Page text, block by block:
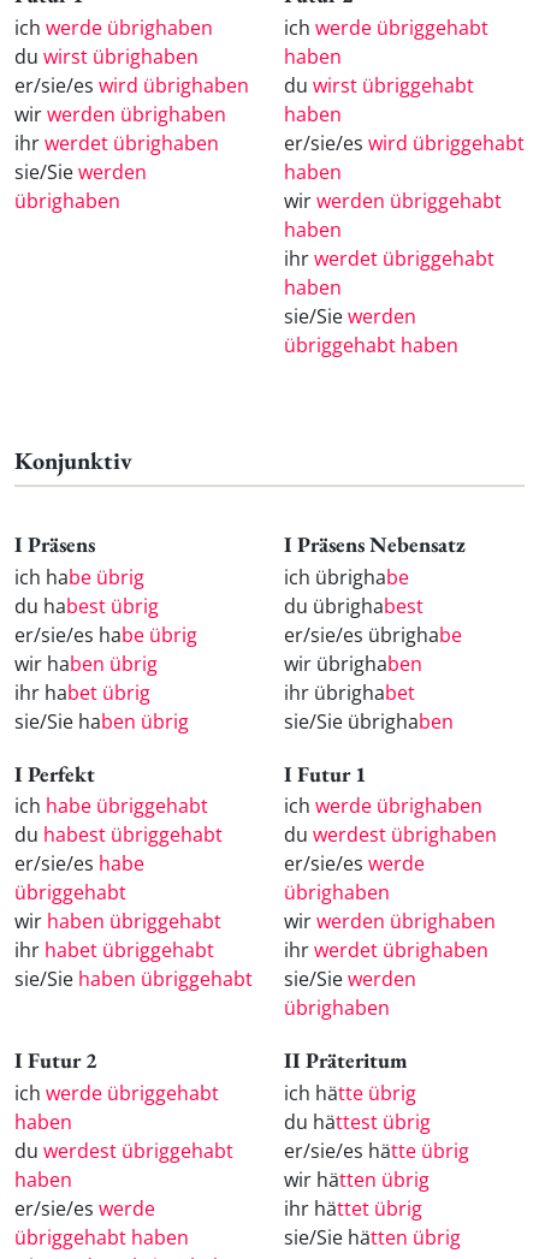
ich werde übrighaben
du wirst übrighaben
er/sie/es wird übrighaben
wirwerden übrighaben
ihrwerdet übrighaben
sie/Siewerden
übrighaben
ich werde übriggehabt
haben
du wirst übriggehabt
haben
er/sie/es wird übriggehabt
haben
wirwerden übriggehabt
haben
ihrwerdet übriggehabt
haben
sie/Siewerden
übriggehabt haben
Konjunktiv
I Präsens
ich habe übrig
du habest übrig
er/sie/es habe übrig
wir haben übrig
ihr habet übrig
sie/Sie haben übrig
I Präsens Nebensatz
ich übrighabe
du übrighabest
er/sie/es übrighabe
wir übrighaben
ihr übrighabet
sie/Sie übrighaben
I Perfekt
ich habe übriggehabt
du habest übriggehabt
er/sie/es habe
übriggehabt
wir haben übriggehabt
ihr habet übriggehabt
sie/Sie haben übriggehabt
I Futur 1
ich werde übrighaben
du werdest übrighaben
er/sie/es werde
übrighaben
wirwerden übrighaben
ihrwerdet übrighaben
sie/Siewerden
übrighaben
I Futur 2
ich werde übriggehabt
haben
du werdest übriggehabt
haben
er/sie/es werde
übriggehabt haben
II Präteritum
ich hätte übrig
du hättest übrig
er/sie/es hätte übrig
wir hätten übrig
ihr hättet übrig
sie/Sie hätten übrig